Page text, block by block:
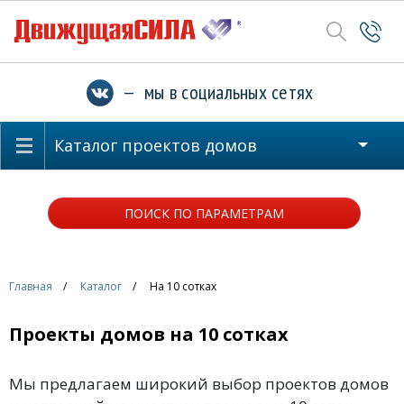
— мы в социальных сетях
Каталог проектов домов
ПОИСК ПО ПАРАМЕТРАМ
Главная Каталог На 10 сотках
Проекты домов на 10 сотках
Мы предлагаем широкий выбор проектов домов